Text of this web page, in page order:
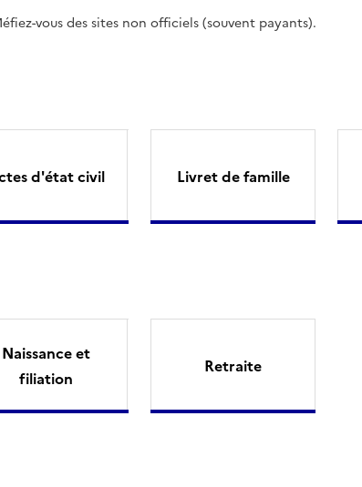
vous des sites non officiels (souvent payants).
d'état civil Livret de famille
Naissance et
filiation
Retraite